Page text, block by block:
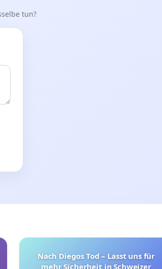
tun?
Nach Diegos Tod – Lasst uns für
mehr Sicherheit in Schweizer